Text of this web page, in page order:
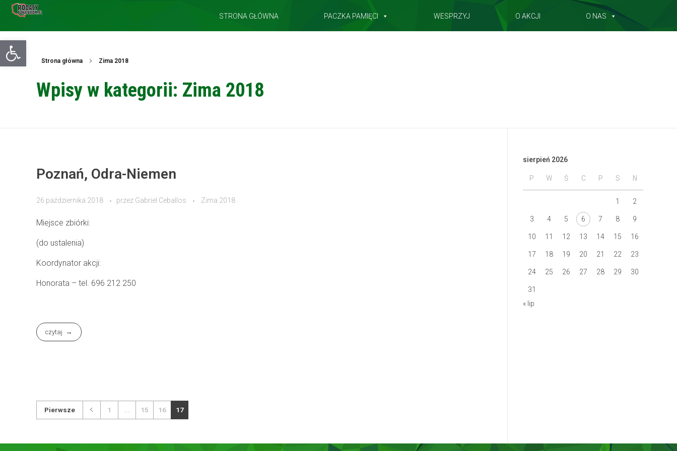
Otwórz pasek narzędzi
STRONA GŁÓWNA PACZKA PAMIĘCI WESPRZYJ O AKCJI O NAS
Strona główna Zima 2018
Wpisy w kategorii: Zima 2018
Poznań, Odra-Niemen
26 października 2018 przez Gabriel Ceballos Zima 2018
Miejsce zbiórki:
(do ustalenia)
Koordynator akcji:
Honorata – tel. 696 212 250
czytaj
Pierwsze 1 15 16 17
sierpień 2026
P W Ś C P S N
1 2
3 4 5 6 7 8 9
10 11 12 13 14 15 16
17 18 19 20 21 22 23
24 25 26 27 28 29 30
31
« lip